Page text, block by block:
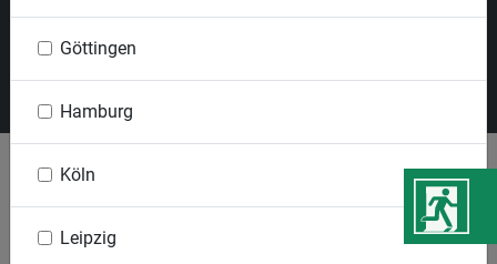
Termine filtern
Göttingen
Hamburg
Köln
Leipzig